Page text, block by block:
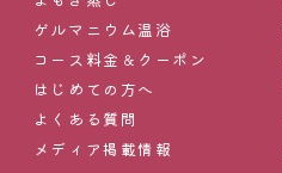
ゲルマニウム温浴
コース料金＆クーポン
はじめての方へ
よくある質問
メディア掲載情報